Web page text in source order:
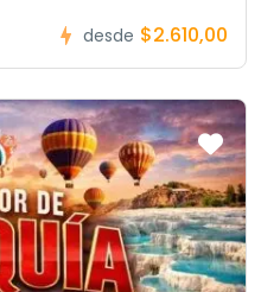
desde $2.610,00